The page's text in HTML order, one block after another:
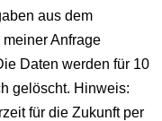
aus dem
Anfrage
Daten werden für 10
gelöscht. Hinweis:
für die Zukunft per